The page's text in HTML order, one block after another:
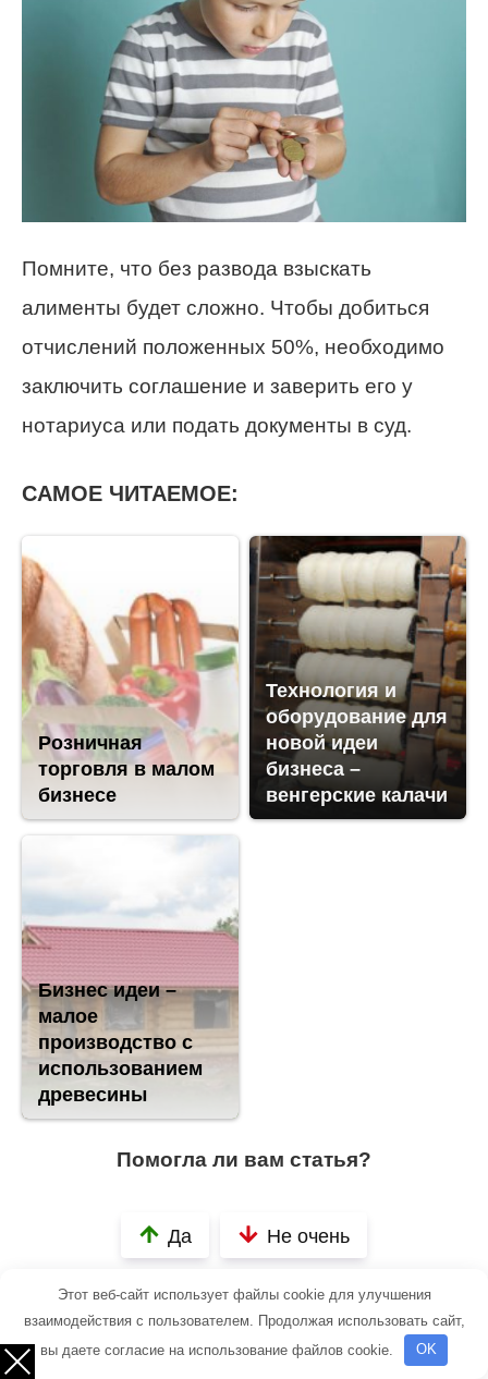
Помните, что без развода взыскать
алименты будет сложно. Чтобы добиться
отчислений положенных 50%, необходимо
заключить соглашение и заверить его у
нотариуса или подать документы в суд.
САМОЕ ЧИТАЕМОЕ:
Розничная
торговля в малом
бизнесе
Технология и
оборудование для
новой идеи
бизнеса –
венгерские калачи
Бизнес идеи –
малое
производство с
использованием
древесины
Помогла ли вам статья?
Да Не очень
Рейтинг
Этот веб-сайт использует файлы cookie для улучшения
взаимодействия с пользователем. Продолжая использовать сайт,
вы даете согласие на использование файлов cookie.
OK